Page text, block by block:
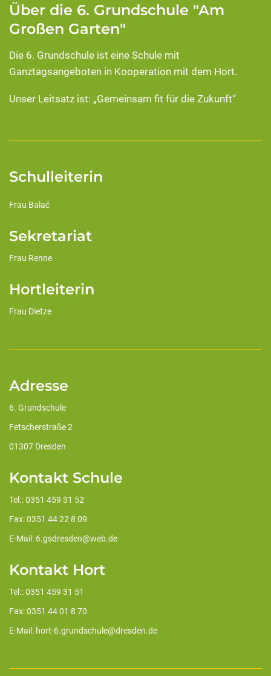
Über die 6. Grundschule "Am
Großen Garten"
Die 6. Grundschule ist eine Schule mit
Ganztagsangeboten in Kooperation mit dem Hort.
Unser Leitsatz ist: „Gemeinsam fit für die Zukunft“
Schulleiterin
Frau Balać
Sekretariat
Frau Renne
Hortleiterin
Frau Dietze
Adresse
6. Grundschule
Fetscherstraße 2
01307 Dresden
Kontakt Schule
Tel.: 0351 459 31 52
Fax: 0351 44 22 8 09
E-Mail: 6.gsdresden@web.de
Kontakt Hort
Tel.: 0351 459 31 51
Fax: 0351 44 01 8 70
E-Mail: hort-6.grundschule@dresden.de